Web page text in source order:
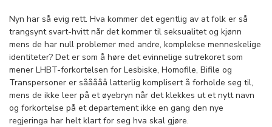
Nyn har så evig rett. Hva kommer det egentlig av at folk er så
trangsynt svart-hvitt når det kommer til seksualitet og kjønn
mens de har null problemer med andre, komplekse menneskelige
identiteter? Det er som å høre det evinnelige sutrekoret som
mener LHBT-forkortelsen for Lesbiske, Homofile, Bifile og
Transpersoner er sååååå latterlig komplisert å forholde seg til,
mens de ikke leer på et øyebryn når det klekkes ut et nytt navn
og forkortelse på et departement ikke en gang den nye
regjeringa har helt klart for seg hva skal gjøre.